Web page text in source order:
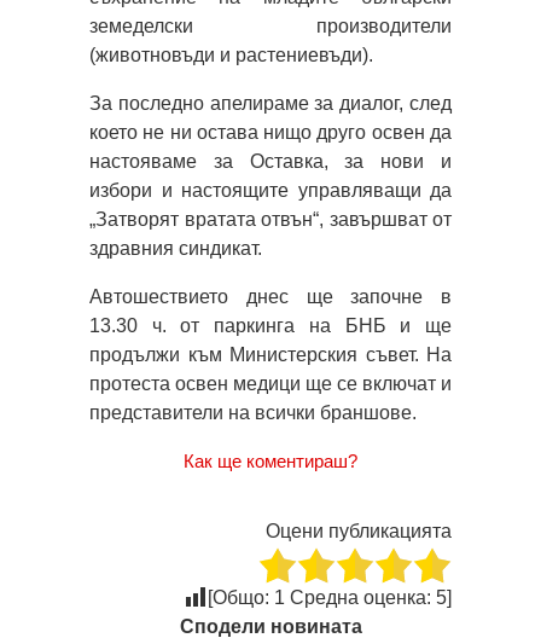
земеделски производители
(животновъди и растениевъди).
За последно апелираме за диалог, след
което не ни остава нищо друго освен да
настояваме за Оставка, за нови и
избори и настоящите управляващи да
„Затворят вратата отвън“, завършват от
здравния синдикат.
Автошествието днес ще започне в
13.30 ч. от паркинга на БНБ и ще
продължи към Министерския съвет. На
протеста освен медици ще се включат и
представители на всички браншове.
Как ще коментираш?
Оцени публикацията
[Общо: 1 Средна оценка: 5]
Сподели новината